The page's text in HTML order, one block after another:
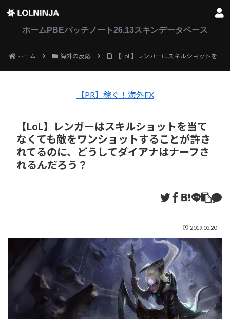
ホーム PBEパッチノート26.13スキンデータベース
ホーム 海外の反応 【LoL】レンガーはスキルショットを当てなくても敵をワンショットすることが許されてるのに、どうしてダイアナはナーフされるんだろう？
【PR】稼ぐ！海外FX
【LoL】レンガーはスキルショットを当て
なくても敵をワンショットすることが許さ
れてるのに、どうしてダイアナはナーフさ
れるんだろう？
2019.05.20